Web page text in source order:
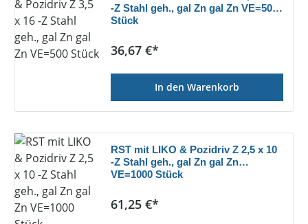
-Z Stahl geh., gal Zn gal Zn VE=500
Stück
Regulärer Preis:
36,67 €*
In den Warenkorb
RST mit LIKO & Pozidriv Z 2,5 x 10
-Z Stahl geh., gal Zn gal Zn
VE=1000 Stück
Regulärer Preis:
61,25 €*